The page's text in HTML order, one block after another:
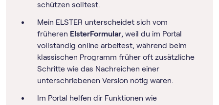
schützen solltest.
Mein ELSTER unterscheidet sich vom
früheren ElsterFormular, weil du im Portal
vollständig online arbeitest, während beim
klassischen Programm früher oft zusätzliche
Schritte wie das Nachreichen einer
unterschriebenen Version nötig waren.
Im Portal helfen dir Funktionen wie